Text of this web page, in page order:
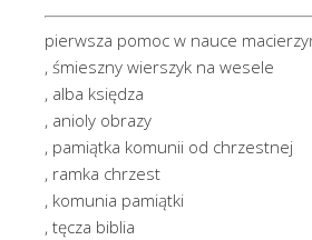
pierwsza pomoc w nauce
, śmieszny wierszyk na wesele
, alba księdza
, anioly obrazy
, pamiątka komunii od chrzestnej
, ramka chrzest
, komunia pamiątki
, tęcza biblia